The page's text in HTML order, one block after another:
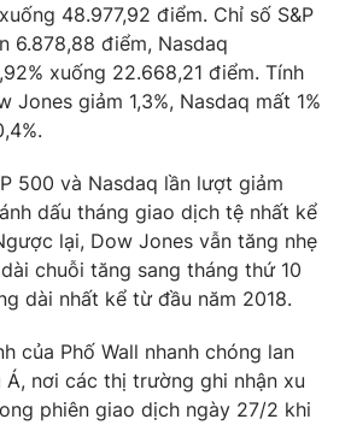
48.977,92 điểm. Chỉ số S&P
6.878,88 điểm, Nasdaq
xuống 22.668,21 điểm. Tính
Jones giảm 1,3%, Nasdaq mất 1%
500 và Nasdaq lần lượt giảm
dấu tháng giao dịch tệ nhất kể
lại, Dow Jones vẫn tăng nhẹ
chuỗi tăng sang tháng thứ 10
dài nhất kể từ đầu năm 2018.
của Phố Wall nhanh chóng lan
Á, nơi các thị trường ghi nhận xu
phiên giao dịch ngày 27/2 khi